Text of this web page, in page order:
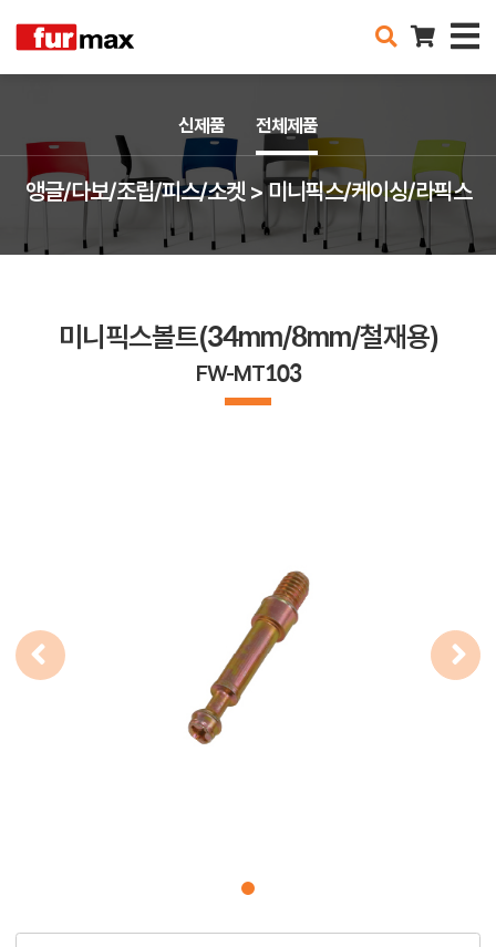
앵글/다보/조립/피스/소켓 > 미니픽스/케이싱/라픽스
신제품 전체제품
미니픽스볼트(34mm/8mm/철재용)
FW-MT103